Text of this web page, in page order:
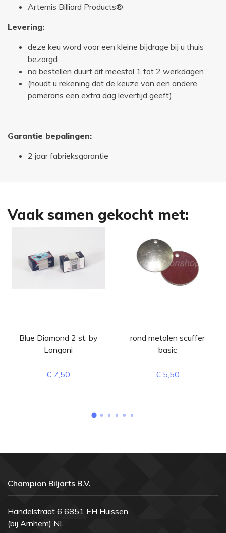
Artemis Billiard Products®
Levering:
deze keu word voor een kleine bijdrage bij u thuis
bezorgd.
na bestellen duurt dit meestal 1 tot 2 werkdagen
(houdt u rekening dat de keuze van een andere
pomerans een extra dag levertijd geeft)
Garantie bepalingen:
2 jaar fabrieksgarantie
Vaak samen gekocht met:
Blue Diamond 2 st. by
Longoni
€ 7,50
rond metalen scuffer
basic
€ 5,50
Champion Biljarts B.V.
Handelstraat 6 6851 EH Huissen
(bij Arnhem) NL